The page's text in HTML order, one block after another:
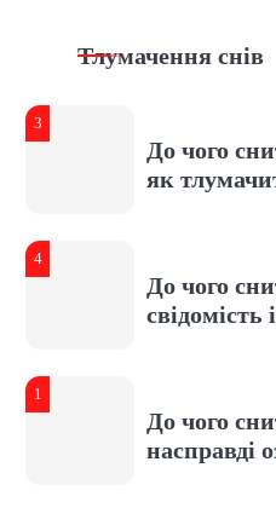
Тлумачення снів
та як
3
До чого
як
4
До чого
свідомість
1
До чого
насправді